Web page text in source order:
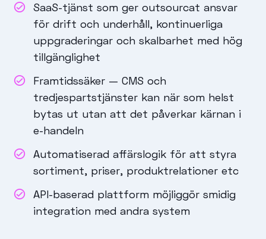
SaaS-tjänst som ger outsourcat ansvar
för drift och underhåll, kontinuerliga
uppgraderingar och skalbarhet med hög
tillgänglighet
Framtidssäker — CMS och
tredjespartstjänster kan när som helst
bytas ut utan att det påverkar kärnan i
e-handeln
Automatiserad affärslogik för att styra
sortiment, priser, produktrelationer etc
API-baserad plattform möjliggör smidig
integration med andra system